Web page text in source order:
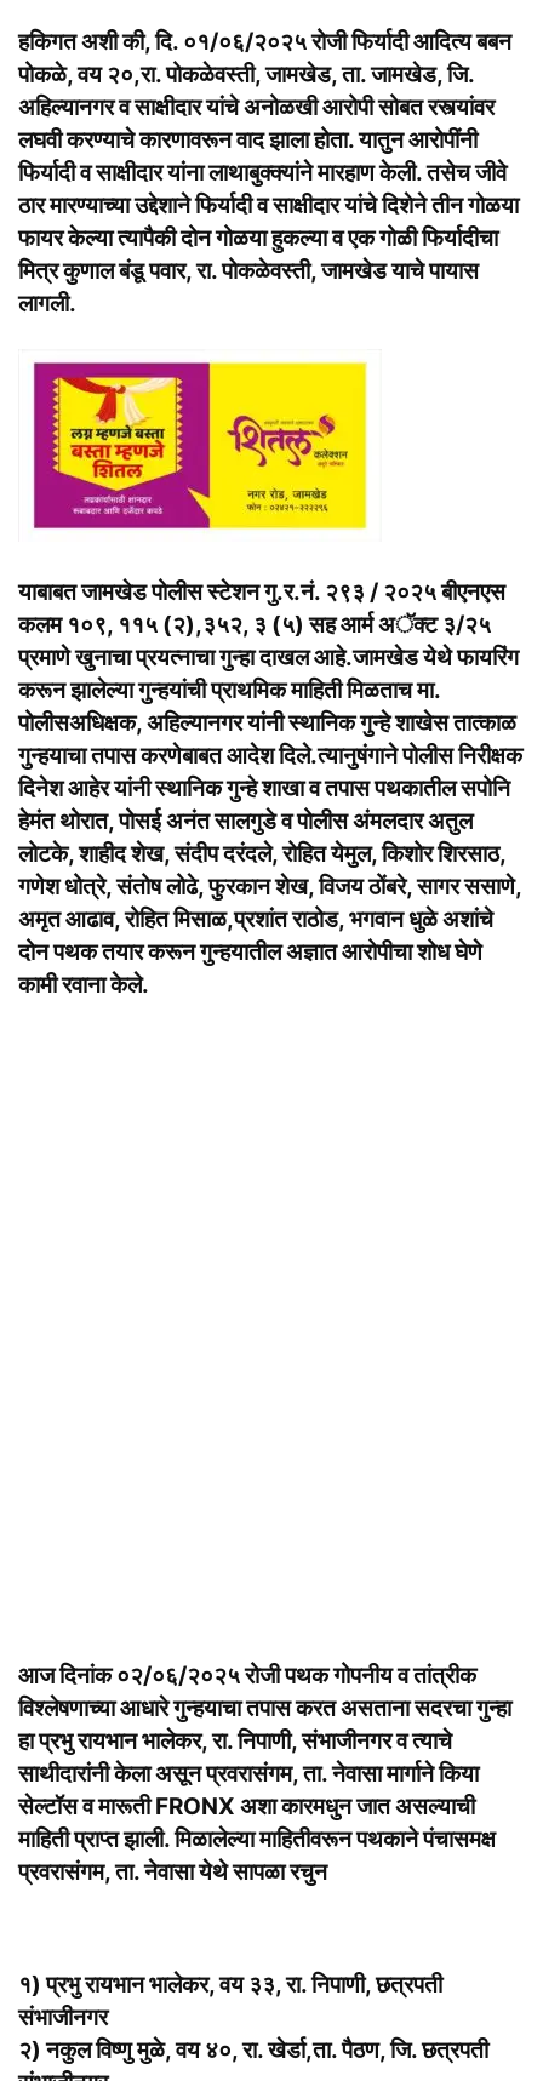
हकिगत अशी की, दि. ०१/०६/२०२५ रोजी फिर्यादी आदित्य बबन
पोकळे, वय २०,रा. पोकळेवस्ती, जामखेड, ता. जामखेड, जि.
अहिल्यानगर व साक्षीदार यांचे अनोळखी आरोपी सोबत रस्त्यांवर
लघवी करण्याचे कारणावरून वाद झाला होता. यातुन आरोपींनी
फिर्यादी व साक्षीदार यांना लाथाबुक्क्यांने मारहाण केली. तसेच जीवे
ठार मारण्याच्या उद्देशाने फिर्यादी व साक्षीदार यांचे दिशेने तीन गोळया
फायर केल्या त्यापैकी दोन गोळया हुकल्या व एक गोळी फिर्यादीचा
मित्र कुणाल बंडू पवार, रा. पोकळेवस्ती, जामखेड याचे पायास
लागली.
याबाबत जामखेड पोलीस स्टेशन गु.र.नं. २९३ / २०२५ बीएनएस
कलम १०९, ११५ (२),३५२, ३ (५) सह आर्म अॅक्ट ३/२५
प्रमाणे खुनाचा प्रयत्नाचा गुन्हा दाखल आहे.जामखेड येथे फायरिंग
करून झालेल्या गुन्हयांची प्राथमिक माहिती मिळताच मा.
पोलीसअधिक्षक, अहिल्यानगर यांनी स्थानिक गुन्हे शाखेस तात्काळ
गुन्हयाचा तपास करणेबाबत आदेश दिले.त्यानुषंगाने पोलीस निरीक्षक
दिनेश आहेर यांनी स्थानिक गुन्हे शाखा व तपास पथकातील सपोनि
हेमंत थोरात, पोसई अनंत सालगुडे व पोलीस अंमलदार अतुल
लोटके, शाहीद शेख, संदीप दरंदले, रोहित येमुल, किशोर शिरसाठ,
गणेश धोत्रे, संतोष लोढे, फुरकान शेख, विजय ठोंबरे, सागर ससाणे,
अमृत आढाव, रोहित मिसाळ,प्रशांत राठोड, भगवान धुळे अशांचे
दोन पथक तयार करून गुन्हयातील अज्ञात आरोपीचा शोध घेणे
कामी रवाना केले.
आज दिनांक ०२/०६/२०२५ रोजी पथक गोपनीय व तांत्रीक
विश्लेषणाच्या आधारे गुन्हयाचा तपास करत असताना सदरचा गुन्हा
हा प्रभु रायभान भालेकर, रा. निपाणी, संभाजीनगर व त्याचे
साथीदारांनी केला असून प्रवरासंगम, ता. नेवासा मार्गाने किया
सेल्टॉस व मारूती FRONX अशा कारमधुन जात असल्याची
माहिती प्राप्त झाली. मिळालेल्या माहितीवरून पथकाने पंचासमक्ष
प्रवरासंगम, ता. नेवासा येथे सापळा रचुन
१) प्रभु रायभान भालेकर, वय ३३, रा. निपाणी, छत्रपती
संभाजीनगर
२) नकुल विष्णु मुळे, वय ४०, रा. खेर्डा,ता. पैठण, जि. छत्रपती